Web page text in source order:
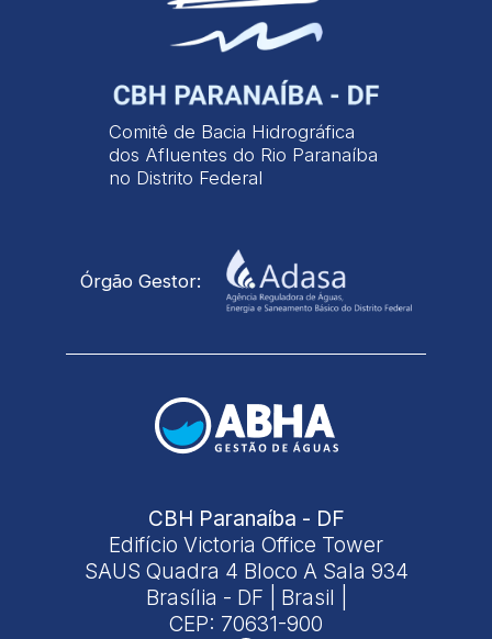
Comitê de Bacia Hidrográfica
dos Afluentes do Rio Paranaíba
no Distrito Federal
Órgão Gestor:
CBH Paranaíba - DF
Edifício Victoria Office Tower
SAUS Quadra 4 Bloco A Sala 934
Brasília - DF | Brasil |
CEP: 70631-900